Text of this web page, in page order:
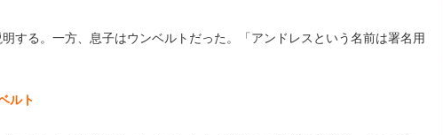
する。一方、息子はウンベルトだった。「アンドレスという名前は署名用
ルト